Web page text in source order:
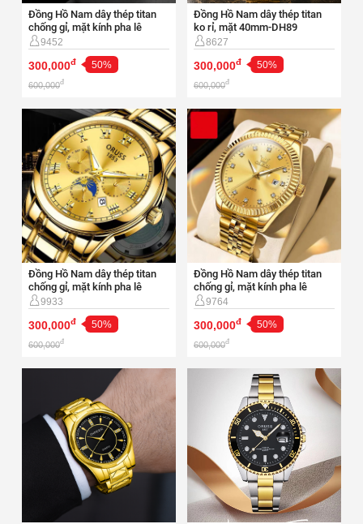
Đồng Hồ Nam dây thép titan
chống gỉ, mặt kính pha lê
40mm-DH102
300,000đ 50%
600,000đ
9452
Đồng Hồ Nam dây thép titan
ko rỉ, mặt 40mm-DH89
300,000đ 50%
600,000đ
8627
Đồng Hồ Nam dây thép titan
chống gỉ, mặt kính pha lê
40mm-DH67
300,000đ 50%
600,000đ
9933
Đồng Hồ Nam dây thép titan
chống gỉ, mặt kính pha lê
40mm-DH68
300,000đ 50%
600,000đ
9764